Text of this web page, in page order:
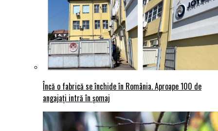
Încă o fabrică se închide în România. Aproape 100 de
angajați intră în șomaj